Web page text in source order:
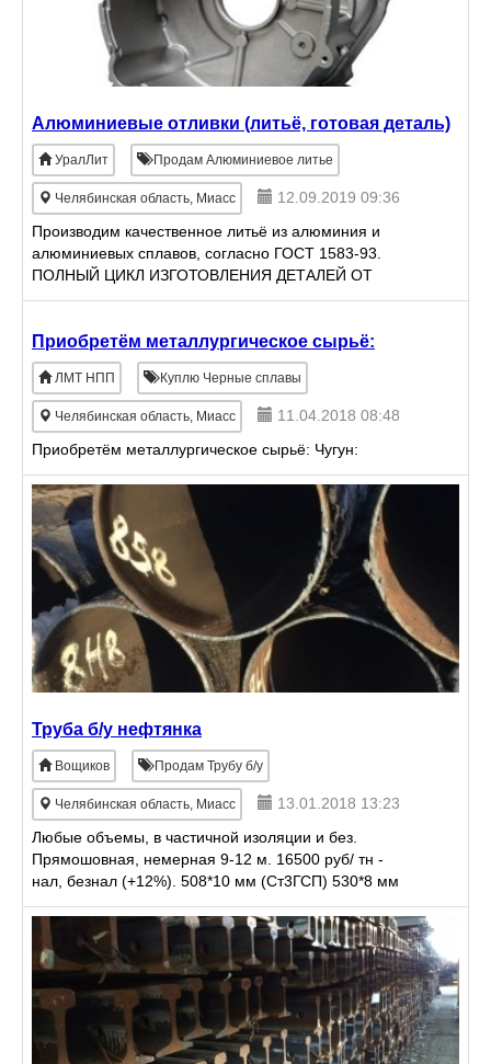
Алюминиевые отливки (литьё, готовая деталь)
УралЛит Продам Алюминиевое литье
Челябинская область, Миасс
12.09.2019 09:36
Производим качественное литьё из алюминия и
алюминиевых сплавов, согласно ГОСТ 1583-93.
ПОЛНЫЙ ЦИКЛ ИЗГОТОВЛЕНИЯ ДЕТАЛЕЙ ОТ
РАЗРАБОТКИ 3D МОДЕЛИ ДО ГОТОВОЙ ДЕТАЛИ
Приобретём металлургическое сырьё:
ЛМТ НПП Куплю Черные сплавы
Челябинская область, Миасс
11.04.2018 08:48
Приобретём металлургическое сырьё: Чугун:
Труба б/у нефтянка
Вощиков Продам Трубу б/у
Челябинская область, Миасс
13.01.2018 13:23
Любые объемы, в частичной изоляции и без.
Прямошовная, немерная 9-12 м. 16500 руб/ тн -
нал, безнал (+12%). 508*10 мм (Ст3ГСП) 530*8 мм
(Ст3ГСП) 1220*12 мм (17Г1С)